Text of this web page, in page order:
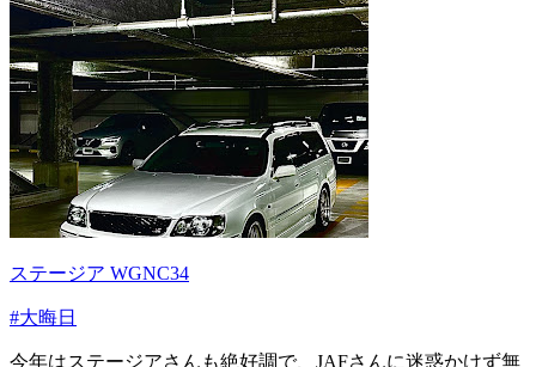
ステージア WGNC34
#大晦日
今年はステージアさんも絶好調で、JAFさんに迷惑かけず無